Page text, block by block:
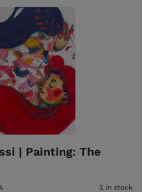
at the Summer Meadow' by
part of the Flourish series,
2025. This
a red-haired woman
meadow toward her awaited
but ready to hang. This Elli
Certificate of Authenticity and
Helsinki, Finland.
| Painting: The
1 in stock